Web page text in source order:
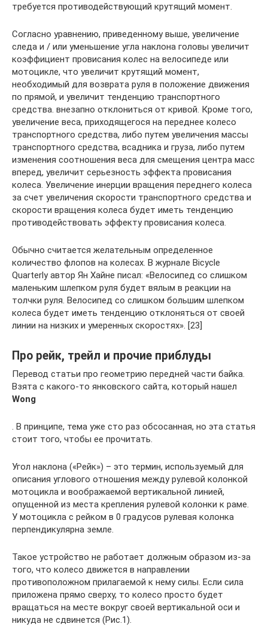
требуется противодействующий крутящий момент.
Согласно уравнению, приведенному выше, увеличение
следа и / или уменьшение угла наклона головы увеличит
коэффициент провисания колес на велосипеде или
мотоцикле, что увеличит крутящий момент,
необходимый для возврата руля в положение движения
по прямой, и увеличит тенденцию транспортного
средства. внезапно отклониться от кривой. Кроме того,
увеличение веса, приходящегося на переднее колесо
транспортного средства, либо путем увеличения массы
транспортного средства, всадника и груза, либо путем
изменения соотношения веса для смещения центра масс
вперед, увеличит серьезность эффекта провисания
колеса. Увеличение инерции вращения переднего колеса
за счет увеличения скорости транспортного средства и
скорости вращения колеса будет иметь тенденцию
противодействовать эффекту провисания колеса.
Обычно считается желательным определенное
количество флопов на колесах. В журнале Bicycle
Quarterly автор Ян Хайне писал: «Велосипед со слишком
маленьким шлепком руля будет вялым в реакции на
толчки руля. Велосипед со слишком большим шлепком
колеса будет иметь тенденцию отклоняться от своей
линии на низких и умеренных скоростях». [23]
Про рейк, трейл и прочие приблуды
Перевод статьи про геометрию передней части байка.
Взята с какого-то янковского сайта, который нашел
Wong
. В принципе, тема уже сто раз обсосанная, но эта статья
стоит того, чтобы ее прочитать.
Угол наклона («Рейк») – это термин, используемый для
описания углового отношения между рулевой колонкой
мотоцикла и воображаемой вертикальной линией,
опущенной из места крепления рулевой колонки к раме.
У мотоцикла с рейком в 0 градусов рулевая колонка
перпендикулярна земле.
Такое устройство не работает должным образом из-за
того, что колесо движется в направлении
противоположном прилагаемой к нему силы. Если сила
приложена прямо сверху, то колесо просто будет
вращаться на месте вокруг своей вертикальной оси и
никуда не сдвинется (Рис.1).